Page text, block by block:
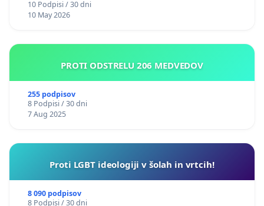
10 Podpisi / 30 dni
10 May 2026
PROTI ODSTRELU 206 MEDVEDOV
255 podpisov
8 Podpisi / 30 dni
7 Aug 2025
Proti LGBT ideologiji v šolah in vrtcih!
8 090 podpisov
8 Podpisi / 30 dni